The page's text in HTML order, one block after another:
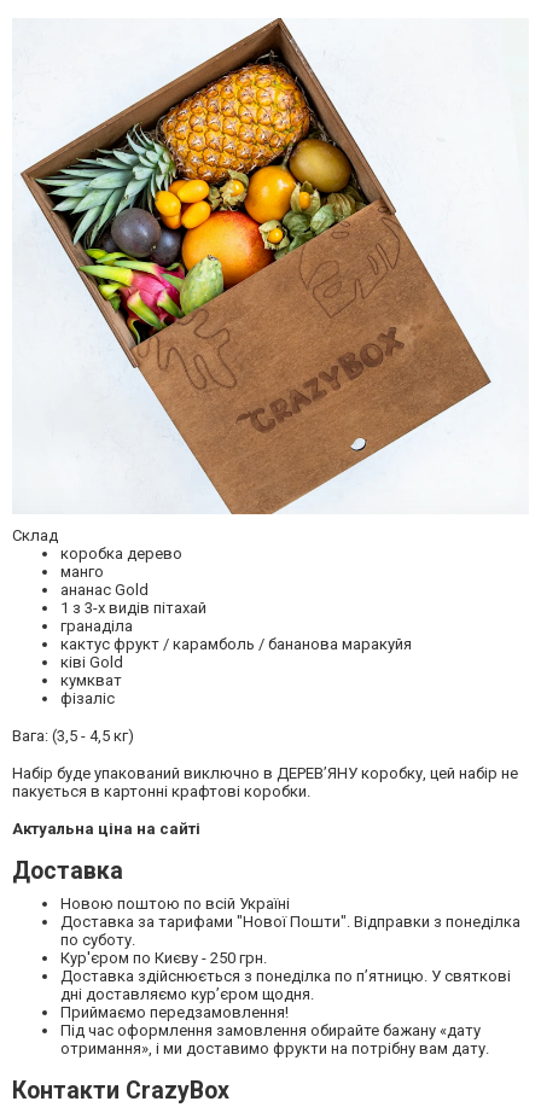
Склад
коробка дерево
манго
ананас Gold
1 з 3-х видів пітахай
гранаділа
кактус фрукт / карамболь / бананова маракуйя
ківі Gold
кумкват
фізаліс
Вага: (3,5 - 4,5 кг)
Набір буде упакований виключно в ДЕРЕВ’ЯНУ коробку, цей набір не
пакується в картонні крафтові коробки.
Актуальна ціна на сайті
Доставка
Новою поштою по всій Україні
Доставка за тарифами "Нової Пошти". Відправки з понеділка
по суботу.
Кур'єром по Києву - 250 грн.
Доставка здійснюється з понеділка по пʼятницю. У святкові
дні доставляємо кур’єром щодня.
Приймаємо передзамовлення!
Під час оформлення замовлення обирайте бажану «дату
отримання», і ми доставимо фрукти на потрібну вам дату.
Контакти CrazyBox